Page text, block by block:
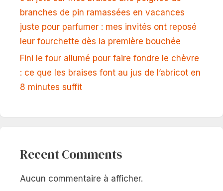
branches de pin ramassées en vacances
juste pour parfumer : mes invités ont reposé
leur fourchette dès la première bouchée
Fini le four allumé pour faire fondre le chèvre
: ce que les braises font au jus de l’abricot en
8 minutes suffit
Recent Comments
Aucun commentaire à afficher.